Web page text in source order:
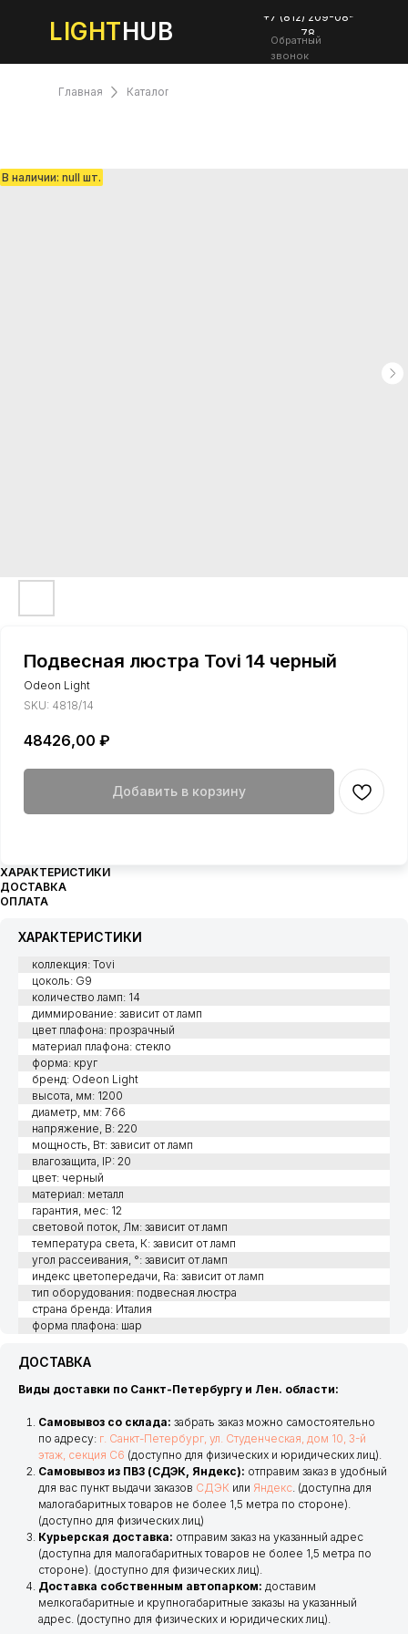
LIGHTHUB
+7 (812) 209-08-
78
Обратный
звонок
Каталог
Главная
Подвесная люстра Tovi 14 черный
Odeon Light
SKU: 4818/14
48426,00 ₽
Добавить в корзину
ХАРАКТЕРИСТИКИ
ДОСТАВКА
ОПЛАТА
ХАРАКТЕРИСТИКИ
коллекция: Tovi
цоколь: G9
количество ламп: 14
диммирование: зависит от ламп
цвет плафона: прозрачный
материал плафона: стекло
форма: круг
бренд: Odeon Light
высота, мм: 1200
диаметр, мм: 766
напряжение, В: 220
мощность, Вт: зависит от ламп
влагозащита, IP: 20
цвет: черный
материал: металл
гарантия, мес: 12
световой поток, Лм: зависит от ламп
температура света, К: зависит от ламп
угол рассеивания, °: зависит от ламп
индекс цветопередачи, Ra: зависит от ламп
тип оборудования: подвесная люстра
страна бренда: Италия
форма плафона: шар
ДОСТАВКА
Виды доставки по Санкт-Петербургу и Лен. области:
Самовывоз со склада: забрать заказ можно самостоятельно
по адресу: г. Санкт-Петербург, ул. Студенческая, дом 10, 3-й
этаж, секция С6 (доступно для физических и юридических лиц).
Самовывоз из ПВЗ (СДЭК, Яндекс): отправим заказ в удобный
для вас пункт выдачи заказов СДЭК или Яндекс. (доступна для
малогабаритных товаров не более 1,5 метра по стороне).
(доступно для физических лиц)
Курьерская доставка: отправим заказ на указанный адрес
(доступна для малогабаритных товаров не более 1,5 метра по
стороне). (доступно для физических лиц).
Доставка собственным автопарком: доставим
мелкогабаритные и крупногабаритные заказы на указанный
адрес. (доступно для физических и юридических лиц).